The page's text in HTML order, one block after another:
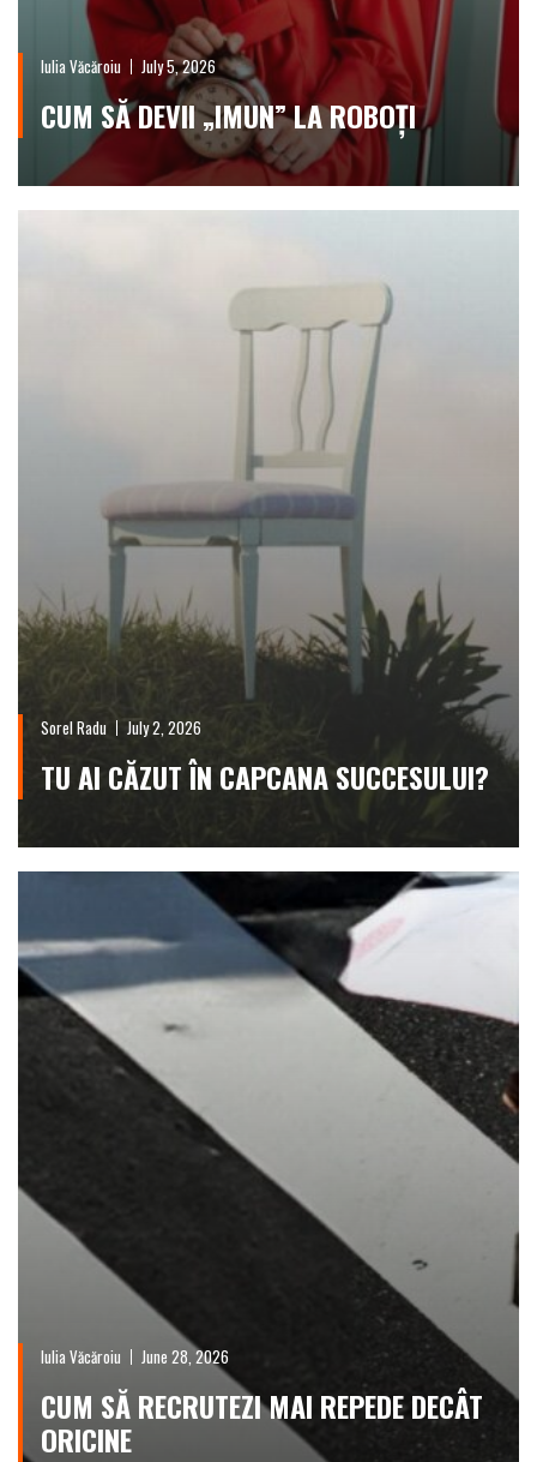
Iulia Văcăroiu July 5, 2026
CUM SĂ DEVII „IMUN” LA ROBOȚI
Sorel Radu July 2, 2026
TU AI CĂZUT ÎN CAPCANA SUCCESULUI?
Iulia Văcăroiu June 28, 2026
CUM SĂ RECRUTEZI MAI REPEDE DECÂT
ORICINE